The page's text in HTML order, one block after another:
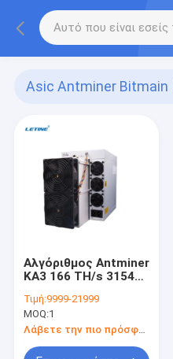
Asic Antminer Bitmain
Αλγόριθμος Antminer
KA3 166 TH/s 3154W
KDA blockchain asic
ανθρακωρύχο
αποδοτικότητας
ανθρακωρύχων τον
Τιμή:9999-21999
MOQ:1
Λάβετε την πιο πρόσφατη τιμή